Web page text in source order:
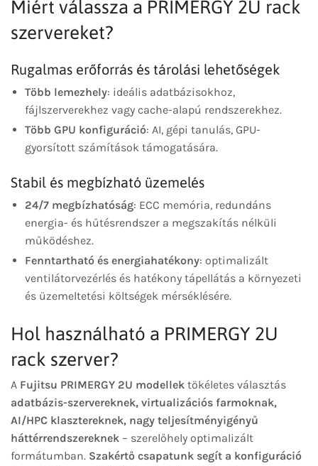
Miért válassza a PRIMERGY 2U rack
szervereket?
Rugalmas erőforrás és tárolási lehetőségek
Több lemezhely: ideális adatbázisokhoz,
fájlszerverekhez vagy cache-alapú rendszerekhez.
Több GPU konfiguráció: AI, gépi tanulás, GPU-
gyorsított számítások támogatására.
Stabil és megbízható üzemelés
24/7 megbízhatóság: ECC memória, redundáns
energia- és hűtésrendszer a megszakítás nélküli
működéshez.
Fenntartható és energiahatékony: optimalizált
ventilátorvezérlés és hatékony tápellátás a környezeti
és üzemeltetési költségek mérséklésére.
Hol használható a PRIMERGY 2U
rack szerver?
A Fujitsu PRIMERGY 2U modellek tökéletes választás
adatbázis-szervereknek, virtualizációs farmoknak,
AI/HPC klasztereknek, nagy teljesítményigényű
háttérrendszereknek – szerelőhely optimalizált
formátumban. Szakértő csapatunk segít a konfiguráció